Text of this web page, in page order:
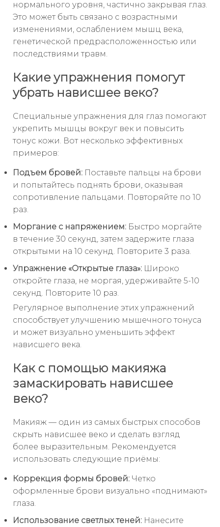
нормального уровня, частично закрывая глаз.
Это может быть связано с возрастными
изменениями, ослаблением мышц века,
генетической предрасположенностью или
последствиями травм.
Какие упражнения помогут
убрать нависшее веко?
Специальные упражнения для глаз помогают
укрепить мышцы вокруг век и повысить
тонус кожи. Вот несколько эффективных
примеров:
Подъем бровей: Поставьте пальцы на брови
и попытайтесь поднять брови, оказывая
сопротивление пальцами. Повторяйте по 10
раз.
Моргание с напряжением: Быстро моргайте
в течение 30 секунд, затем задержите глаза
открытыми на 10 секунд. Повторите 3 раза.
Упражнение «Открытые глаза»: Широко
откройте глаза, не моргая, удерживайте 5-10
секунд. Повторите 10 раз.
Регулярное выполнение этих упражнений
способствует улучшению мышечного тонуса
и может визуально уменьшить эффект
нависшего века.
Как с помощью макияжа
замаскировать нависшее
веко?
Макияж — один из самых быстрых способов
скрыть нависшее веко и сделать взгляд
более выразительным. Рекомендуется
использовать следующие приёмы:
Коррекция формы бровей: Четко
оформленные брови визуально «поднимают»
глаза.
Использование светлых теней: Нанесите